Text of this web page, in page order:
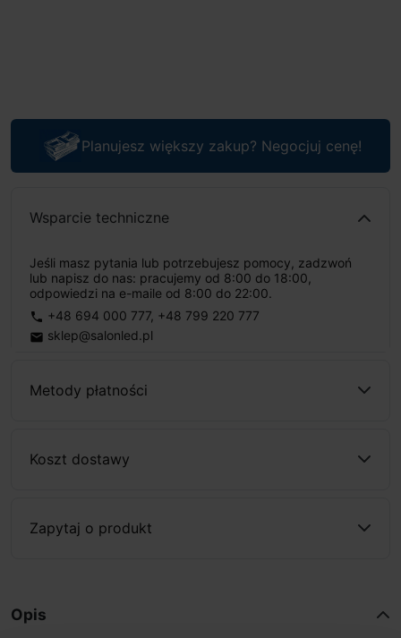
Planujesz większy zakup? Negocjuj cenę!
Wsparcie techniczne
Jeśli masz pytania lub potrzebujesz pomocy, zadzwoń
lub napisz do nas: pracujemy od 8:00 do 18:00,
odpowiedzi na e-maile od 8:00 do 22:00.
phone +48 694 000 777, +48 799 220 777
email sklep@salonled.pl
Metody płatności
Koszt dostawy
Zapytaj o produkt
Opis